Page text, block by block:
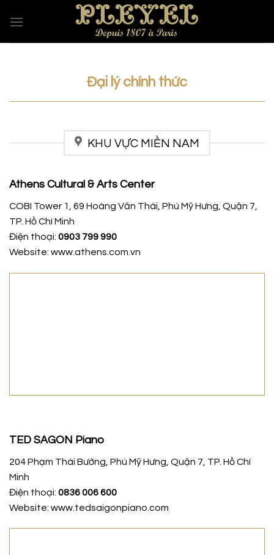
Đại lý chính thức
KHU VỰC MIỀN NAM
Athens Cultural & Arts Center
COBI Tower 1, 69 Hoàng Văn Thái, Phú Mỹ Hưng, Quận 7,
TP. Hồ Chí Minh
Điện thoại: 0903 799 990
Website: www.athens.com.vn
TED SAGON Piano
204 Phạm Thái Bường, Phú Mỹ Hưng, Quận 7, TP. Hồ Chí
Minh
Điện thoại: 0836 006 600
Website: www.tedsaigonpiano.com